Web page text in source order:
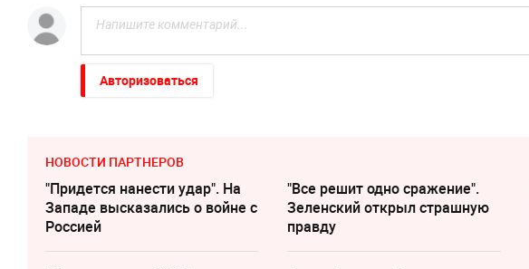
Авторизоваться
НОВОСТИ ПАРТНЕРОВ
"Придется нанести удар". На
Западе высказались о войне с
Россией
"Все решит одно сражение".
Зеленский открыл страшную
правду